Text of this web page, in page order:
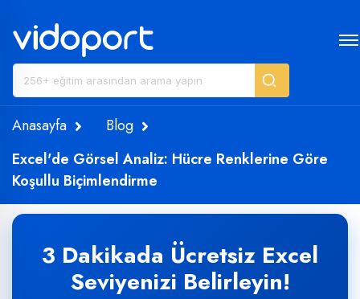
Anasayfa
Blog
Excel'de Görsel Analiz: Hücre Renklerine Göre
Koşullu Biçimlendirme
3 Dakikada Ücretsiz Excel
Seviyenizi Belirleyin!